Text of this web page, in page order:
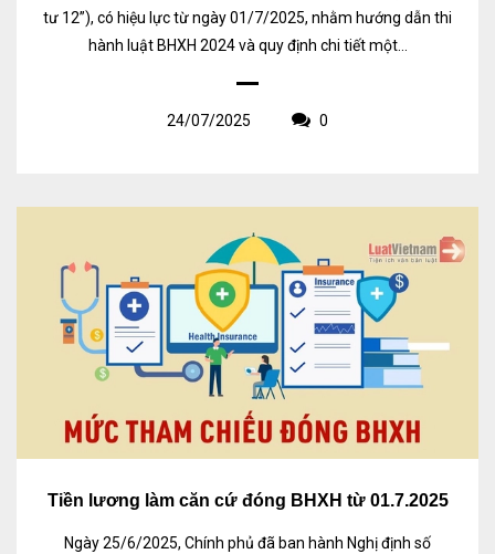
tư 12”), có hiệu lực từ ngày 01/7/2025, nhằm hướng dẫn thi
hành luật BHXH 2024 và quy định chi tiết một...
24/07/2025 0
Tiền lương làm căn cứ đóng BHXH từ 01.7.2025
Ngày 25/6/2025, Chính phủ đã ban hành Nghị định số